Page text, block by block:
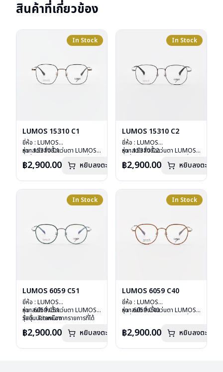
สินค้าที่เกี่ยวข้อง
In Stock
LUMOS 15310 C1
ยี่ห้อ : LUMOS
รุ่น : 15310 C1
เลนส์ : Demo Lens
น้ำหนัก : 16 กรัม
อุปกรณ์ : กล่องแว่น , ผ้าเช็ดแว่น
หากสนใจสั่งชื้อแว่นตา LUMOS
ลงไว้กรุณาติดต่อเราคลิก
฿2,900.00 หยิบลงตะกร้า
In Stock
LUMOS 15310 C2
ยี่ห้อ : LUMOS
รุ่น : 15310 C2
เลนส์ : Demo Lens
น้ำหนัก : 16 กรัม
อุปกรณ์ : กล่องแว่น , ผ้าเช็ดแว่น
หากสนใจสั่งชื้อแว่นตา LUMOS
ลงไว้กรุณาติดต่อเราคลิก
฿2,900.00 หยิบลงตะกร้า
In Stock
LUMOS 6059 C51
ยี่ห้อ : LUMOS
รุ่น : 6059 C51
วัสดุ : Titanium
บานพับ : ไม่มีสปริง
อุปกรณ์ : กล่องแว่น , ผ้าเช็ดแว่น
หากสนใจสั่งชื้อแว่นตา LUMOS
รุ่นอื่นนอกเหนือจากรายการที่ได้
฿2,900.00 หยิบลงตะกร้า
In Stock
LUMOS 6059 C40
ยี่ห้อ : LUMOS
รุ่น : 6059 C40
บานพับ : ไม่มีสปริง
อุปกรณ์ : กล่องแว่น , ผ้าเช็ดแว่น
หากสนใจสั่งชื้อแว่นตา LUMOS
฿2,900.00 หยิบลงตะกร้า